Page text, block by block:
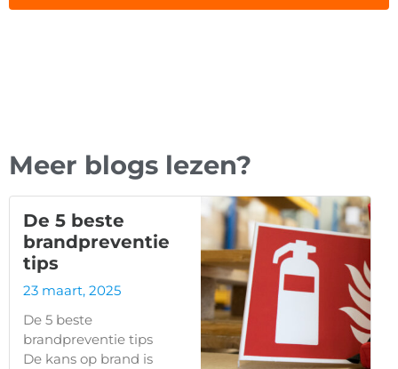
Meer blogs lezen?
De 5 beste
brandpreventie
tips
23 maart, 2025
De 5 beste
brandpreventie tips
De kans op brand is